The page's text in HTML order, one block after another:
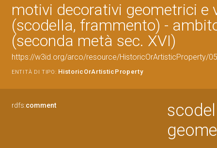
motivi decorativi geometrici e
(scodella, frammento) -
(seconda metà sec. XVI)
https://w3id.org/arco/resource/HistoricOrArtisticProperty/
ENTITÀ DI TIPO: HistoricOrArtisticProperty
rdfs:comment